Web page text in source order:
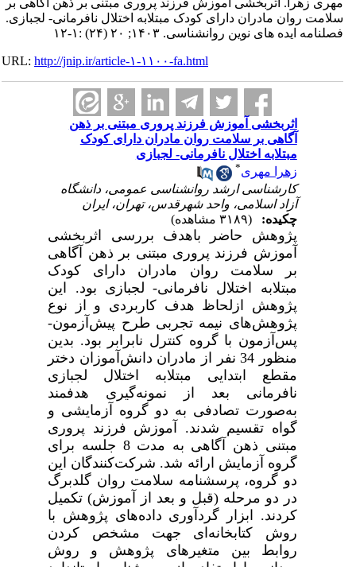
مهری زهرا. اثربخشی آموزش فرزند پروری مبتنی بر ذهن آگاهی بر
سلامت روان مادران دارای کودک مبتلابه اختلال نافرمانی- لجبازی.
فصلنامه ایده های نوین روانشناسی. ۱۴۰۳; ۲۰ (۲۴) :۱-۱۲
URL:http://jnip.ir/article-۱-۱۱۰۰-fa.html
اثربخشی آموزش فرزند پروری مبتنی بر ذهن
آگاهی بر سلامت روان مادران دارای کودک
مبتلابه اختلال نافرمانی- لجبازی
زهرا مهری*
کارشناسی ارشد روانشناسی عمومی، دانشگاه
آزاد اسلامی، واحد شهرقدس، تهران، ایران
چکیده:
پژوهش حاضر باهدف بررسی اثربخشی
آموزش فرزند پروری مبتنی بر ذهن آگاهی
بر سلامت روان مادران دارای کودک
مبتلابه اختلال نافرمانی- لجبازی بود. این
پژوهش ازلحاظ هدف کاربردی و از نوع
پژوهش‌های نیمه تجربی طرح پیش‌آزمون-
پس‌آزمون با گروه کنترل نابرابر بود. بدین
منظور 34 نفر از مادران دانش‌‌آموزان دختر
مقطع ابتدایی مبتلابه اختلال لجبازی
نافرمانی بعد از نمونه‌‌گیری هدفمند
به‌صورت تصادفی به دو گروه آزمایشی و
گواه تقسیم شدند. آموزش فرزند پروری
مبتنی ذهن آگاهی به مدت 8 جلسه برای
گروه آزمایش ارائه شد. شرکت‌کنندگان این
دو گروه، پرسشنامه سلامت روان گلدبرگ
در دو مرحله (قبل و بعد از آموزش) تکمیل
کردند. ابزار گردآوری داده‌های پژوهش با
روش کتابخانه‌ای جهت مشخص کردن
روابط بین متغیرهای پژوهش و روش